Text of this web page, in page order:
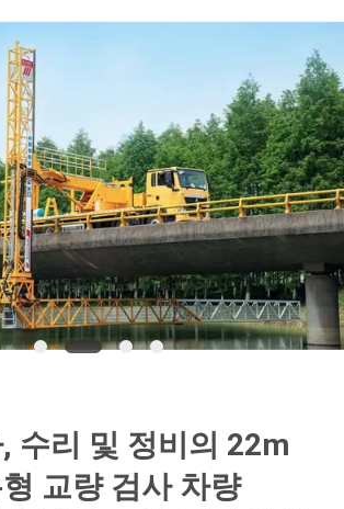
수리 및 정비의 22m
교량 검사 차량